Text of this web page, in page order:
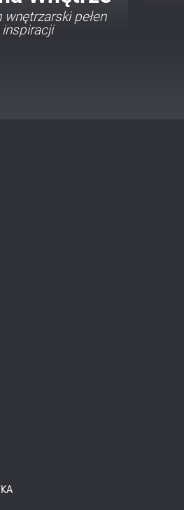
i inspiracje w
stylach